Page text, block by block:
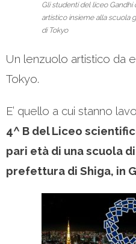
Gli studenti del liceo Gandhi
artistico insieme alla scuola
di Tokyo
Un lenzuolo artistico da
Tokyo.
E’ quello a cui stanno
4^ B del Liceo
pari età di una scuola
prefettura di Shiga, in